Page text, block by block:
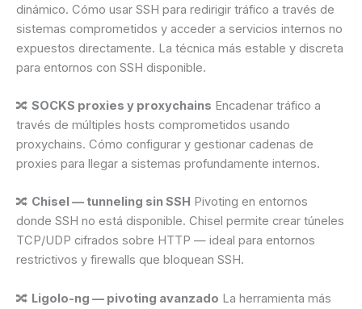
dinámico. Cómo usar SSH para redirigir tráfico a través de
sistemas comprometidos y acceder a servicios internos no
expuestos directamente. La técnica más estable y discreta
para entornos con SSH disponible.
🔀 SOCKS proxies y proxychains Encadenar tráfico a
través de múltiples hosts comprometidos usando
proxychains. Cómo configurar y gestionar cadenas de
proxies para llegar a sistemas profundamente internos.
🔀 Chisel — tunneling sin SSH Pivoting en entornos
donde SSH no está disponible. Chisel permite crear túneles
TCP/UDP cifrados sobre HTTP — ideal para entornos
restrictivos y firewalls que bloquean SSH.
🔀 Ligolo-ng — pivoting avanzado La herramienta más